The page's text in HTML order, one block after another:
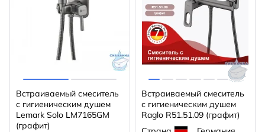
Встраиваемый смеситель
с гигиеническим душем
Lemark Solo LM7165GM
(графит)
Встраиваемый смеситель
с гигиеническим душем
Raglo R51.51.09 (графит)